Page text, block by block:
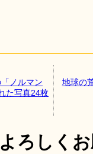
ノルマン
た写真24枚
地球の
ろしく